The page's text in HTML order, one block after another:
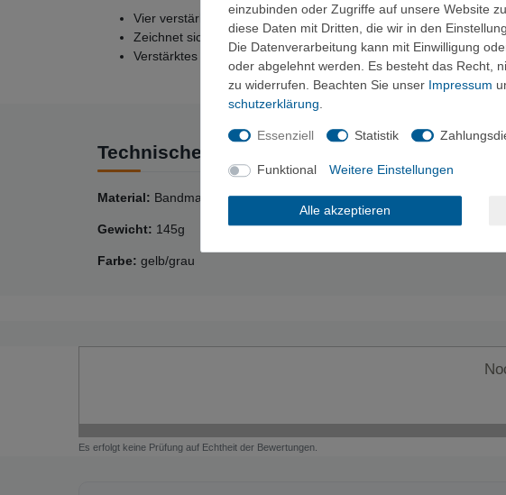
Vier verstärkte Sprossen aus Bandmaterial.
Zeichnet sich besonders durch geringes Gewicht und minimales
Verstärktes Bandmaterial zum Schutz gegen Abrieb.
Technische Daten
Material: Bandmaterial aus Nylon
Gewicht: 145g
Farbe: gelb/grau
Es erfolgt keine Prüfung auf Echtheit der Bewertungen.
einzubinden oder Zugriffe auf unsere Website
diese Daten mit Dritten, die wir in den
Die Datenverarbeitung kann mit Einwilligung
oder abgelehnt werden. Es besteht das Recht,
zu widerrufen. Beachten Sie unser Impressum
schutz­erklärung
Essenziell Statistik
Funktional Weitere Einstellungen
Alle akzeptieren